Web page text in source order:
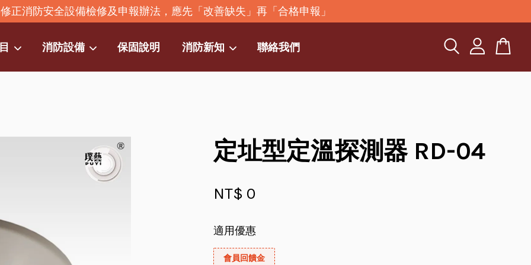
正消防安全設備檢修及申報辦法，應先「改善缺失」再「合格申報」
消防設備 保固說明 消防新知 聯絡我們
定址型定溫探測器 RD-04
NT$ 0
適用優惠
會員回饋金
繼續購物